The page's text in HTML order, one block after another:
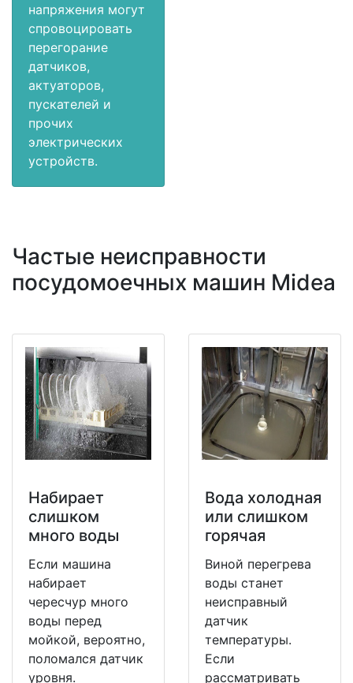
напряжения могут
спровоцировать
перегорание
датчиков,
актуаторов,
пускателей и
прочих
электрических
устройств.
Частые неисправности
посудомоечных машин Midea
Набирает
слишком
много воды
Если машина
набирает
чересчур много
воды перед
мойкой, вероятно,
поломался датчик
уровня.
Вода холодная
или слишком
горячая
Виной перегрева
воды станет
неисправный
датчик
температуры.
Если
рассматривать